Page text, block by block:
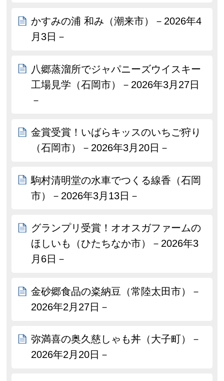
かすみの浦 和み（潮来市）－2026年4
月3日－
八郷蒸溜所でジャパニーズウイスキー
工場見学（石岡市）－2026年3月27日
－
金賞受賞！いばらキッスのいちご狩り
（石岡市）－2026年3月20日－
駒村清明堂の水車でつくる線香（石岡
市）－2026年3月13日－
グランプリ受賞！オオスガファームの
ほしいも（ひたちなか市）－2026年3
月6日－
金砂郷食品の粢納豆（常陸太田市）－
2026年2月27日－
弥満喜の奥久慈しゃも丼（大子町）－
2026年2月20日－